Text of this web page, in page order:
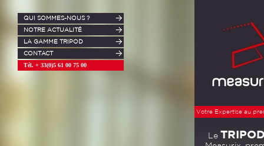
QUI SOMMES-NOUS ?
NOTRE ACTUALITÉ
LA GAMME TRIPOD
CONTACT
Tél. + 33(0)5 61 00 75 00
Votre Expertise au
Le